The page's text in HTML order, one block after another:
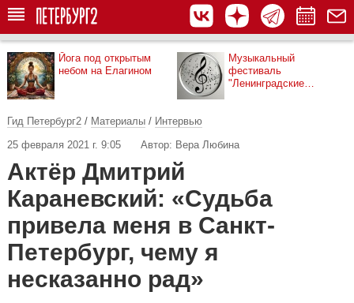
Йога под открытым
небом на Елагином
Музыкальный
фестиваль
"Ленинградские
Гид Петербург2 / Материалы / Интервью
25 февраля 2021 г. 9:05
Автор: Вера Любина
Актёр Дмитрий
Караневский: «Судьба
привела меня в Санкт-
Петербург, чему я
несказанно рад»